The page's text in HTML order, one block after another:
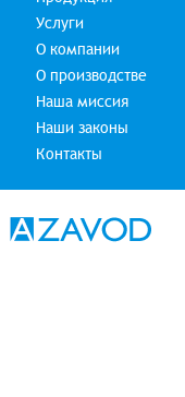
Услуги
О компании
О производстве
Наша миссия
Наши законы
Контакты